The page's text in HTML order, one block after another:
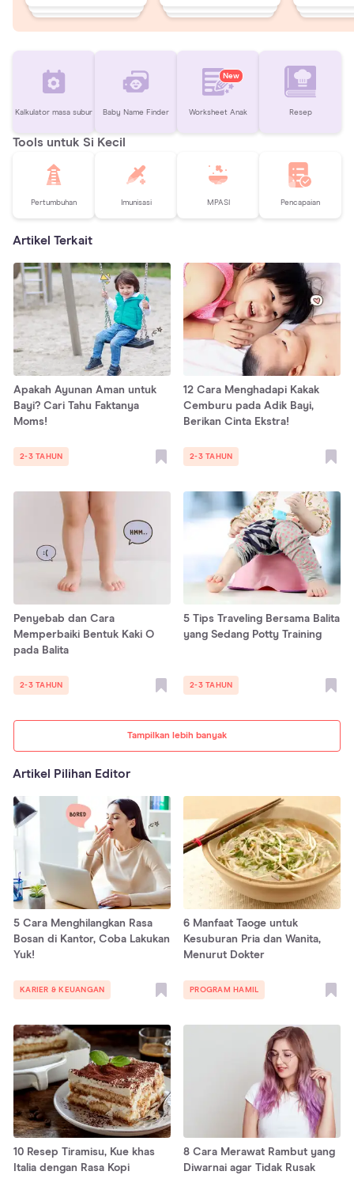
Kalkulator masa subur Baby Name Finder
New
Worksheet Anak Resep
Tools untuk Si Kecil
Pertumbuhan Imunisasi MPASI Pencapaian
Artikel Terkait
Tampilkan lebih banyak
Apakah Ayunan Aman untuk
Bayi? Cari Tahu Faktanya
Moms!
2-3 TAHUN
12 Cara Menghadapi Kakak
Cemburu pada Adik Bayi,
Berikan Cinta Ekstra!
2-3 TAHUN
Penyebab dan Cara
Memperbaiki Bentuk Kaki O
pada Balita
2-3 TAHUN
5 Tips Traveling Bersama Balita
yang Sedang Potty Training
2-3 TAHUN
Artikel Pilihan Editor
5 Cara Menghilangkan Rasa
Bosan di Kantor, Coba Lakukan
Yuk!
KARIER & KEUANGAN
6 Manfaat Taoge untuk
Kesuburan Pria dan Wanita,
Menurut Dokter
PROGRAM HAMIL
10 Resep Tiramisu, Kue khas
Italia dengan Rasa Kopi
8 Cara Merawat Rambut yang
Diwarnai agar Tidak Rusak